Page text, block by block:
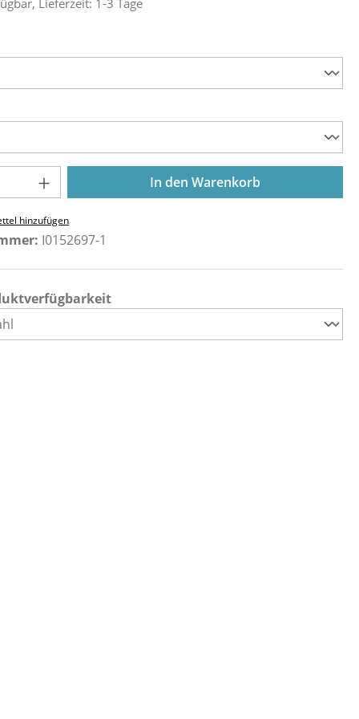
Anzahl: Gib den gewünschten Wert
In den Warenkorb
hinzufügen
I0152697-1